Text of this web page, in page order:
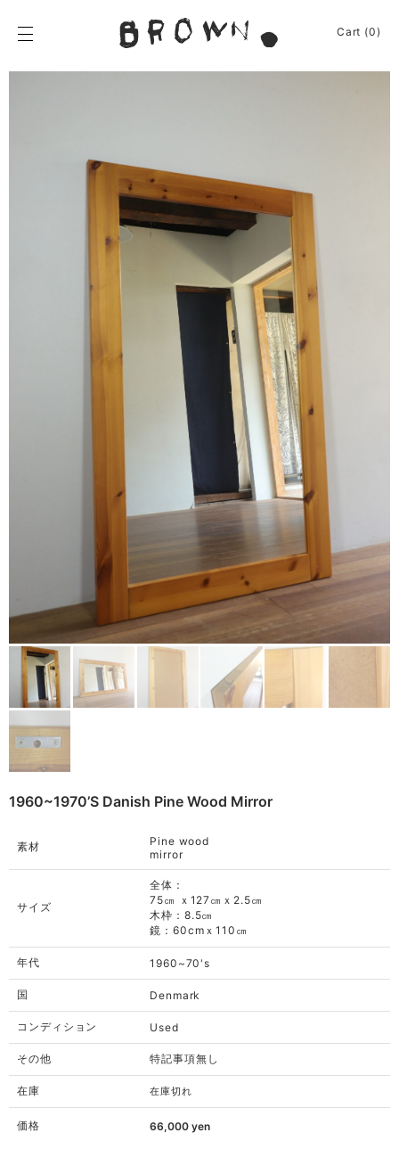
content
BROWN.
特定商取引法に基づく表記
Furniture
Chair
Shelf / Cabinet
Lamp
Other
Homeware
Kitchenware
Baskets
Other
Remake
Bag
Cushion
Rug
Blanket
Quilt
Native American
Cart (0)
1960~1970’s Danish Pine Wood Mirror
素材
Pine wood
mirror
サイズ
全体：
75㎝ ｘ127㎝ｘ2.5㎝
木枠：8.5㎝
鏡：60cmｘ110㎝
年代 1960~70's
国 Denmark
コンディション Used
その他 特記事項無し
在庫 在庫切れ
価格 66,000 yen